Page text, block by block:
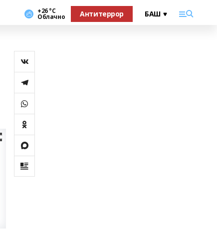
+26 °С
Облачно Антитеррор